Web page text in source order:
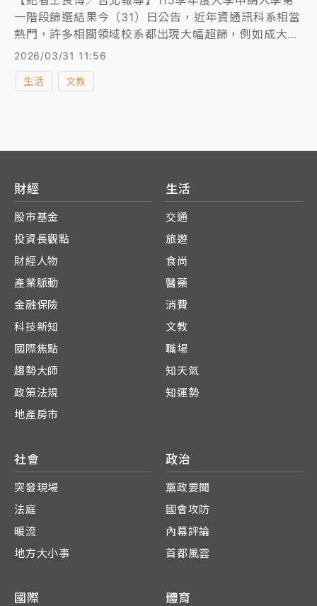
一階段篩選結果今（31）日公告，近年資通訊科系相當
熱門，許多相關領域校系都出現大幅超篩，例如成大電
機系乙組超篩120人，台大機械系超篩124人，靜宜大
學人工智慧應用學系更超篩353人，整體而言，超篩較
多的校系，大多為AI、機械與半導體領域相關。
2026/03/31 11:56
生活 文教
財經
股市基金
投資長觀點
財經人物
產業脈動
金融保險
科技新知
國際焦點
趨勢大師
政策法規
地產房市
生活
交通
旅遊
食尚
醫藥
消費
文教
職場
知天氣
知運勢
社會
突發現場
法庭
暖流
地方大小事
政治
黨政要聞
國會攻防
內幕評論
首都風雲
國際 體育